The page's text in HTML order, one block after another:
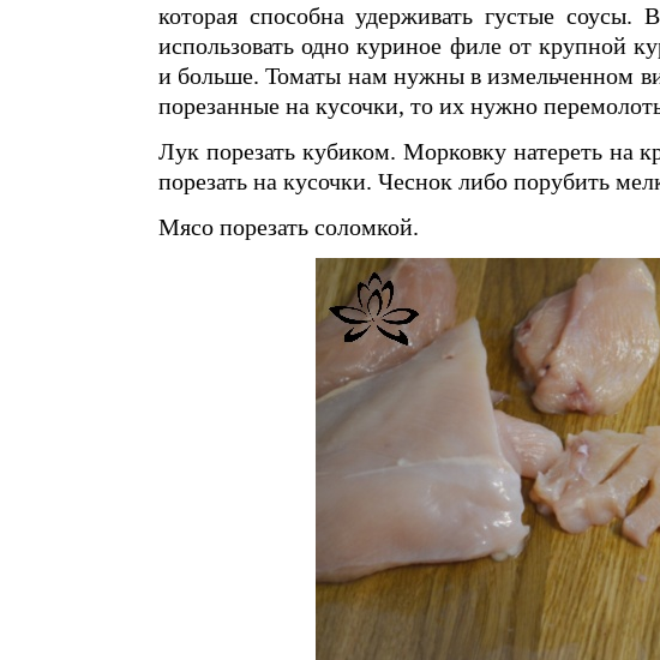
которая способна удерживать густые соусы.
использовать одно куриное филе от крупной
и больше. Томаты нам нужны в измельченном
порезанные на кусочки, то их нужно
Лук порезать кубиком. Морковку натереть на
порезать на кусочки. Чеснок либо порубить
Мясо порезать соломкой.